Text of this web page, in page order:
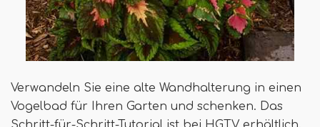
Verwandeln Sie eine alte Wandhalterung in einen
Vogelbad für Ihren Garten und schenken. Das